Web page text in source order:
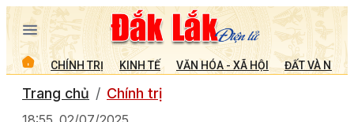
CHÍNH TRỊ KINH TẾ VĂN HÓA - XÃ HỘI ĐẤT VÀ
Trang chủ Chính trị